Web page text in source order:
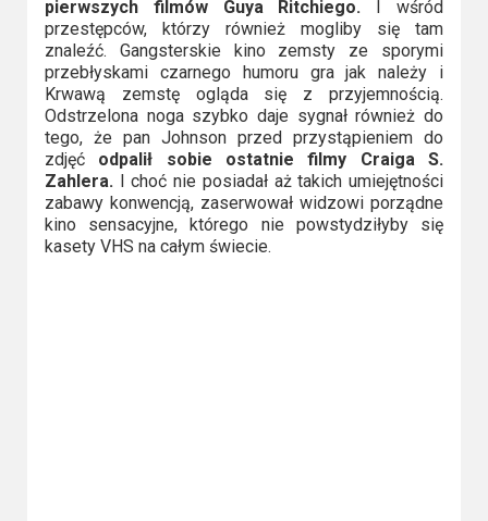
pierwszych filmów Guya Ritchiego. I wśród
przestępców, którzy również mogliby się tam
znaleźć. Gangsterskie kino zemsty ze sporymi
przebłyskami czarnego humoru gra jak należy i
Krwawą zemstę ogląda się z przyjemnością.
Odstrzelona noga szybko daje sygnał również do
tego, że pan Johnson przed przystąpieniem do
zdjęć odpalił sobie ostatnie filmy Craiga S.
Zahlera.I choć nie posiadał aż takich umiejętności
zabawy konwencją, zaserwował widzowi porządne
kino sensacyjne, którego nie powstydziłyby się
kasety VHS na całym świecie.